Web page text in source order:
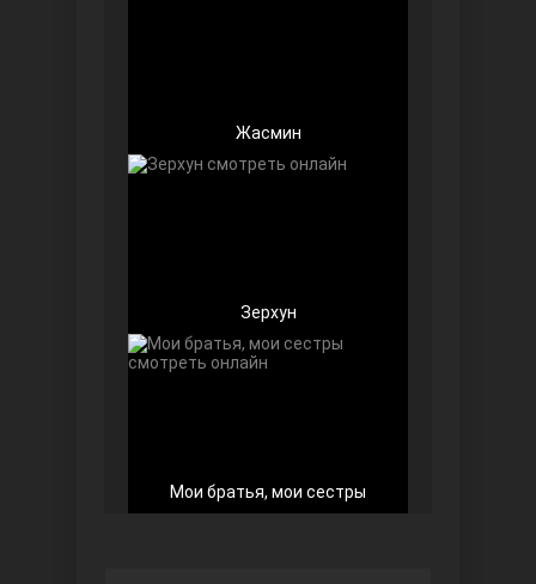
Игра судьбы
Жасмин
Зерхун
Мои братья, мои сестры